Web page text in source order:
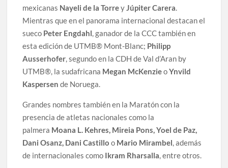
mexicanas Nayeli de la TorreyJúpiter Carera.
Mientras que en el panorama internacional destacan el
sueco Peter Engdahl, ganador de la CCC también en
esta edición de UTMB® Mont-Blanc; Philipp
Ausserhofer, segundo en la CDH de Val d’Aran by
UTMB®, la sudafricana Megan McKenzieoYnvild
Kaspersen de Noruega.
Grandes nombres también en la Maratón con la
presencia de atletas nacionales como la
palmera Moana L. Kehres, Mireia Pons, Yoel de Paz,
Dani Osanz, Dani Castilloo Mario Mirambel, además
de internacionales como Ikram Rharsalla, entre otros.